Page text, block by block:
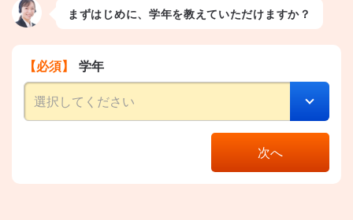
まずはじめに、学年を教えていただけますか？
【必須】 学年
次へ